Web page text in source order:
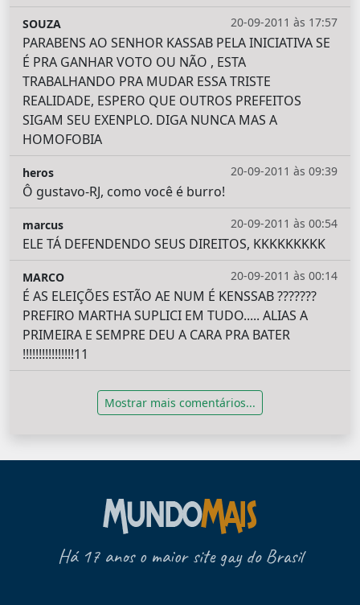
20-09-2011 às 17:57
SOUZA
PARABENS AO SENHOR KASSAB PELA INICIATIVA SE
É PRA GANHAR VOTO OU NÃO , ESTA
TRABALHANDO PRA MUDAR ESSA TRISTE
REALIDADE, ESPERO QUE OUTROS PREFEITOS
SIGAM SEU EXENPLO. DIGA NUNCA MAS A
HOMOFOBIA
20-09-2011 às 09:39
heros
Ô gustavo-RJ, como você é burro!
20-09-2011 às 00:54
marcus
ELE TÁ DEFENDENDO SEUS DIREITOS, KKKKKKKKK
20-09-2011 às 00:14
MARCO
É AS ELEIÇÕES ESTÃO AE NUM É KENSSAB ???????
PREFIRO MARTHA SUPLICI EM TUDO..... ALIAS A
PRIMEIRA E SEMPRE DEU A CARA PRA BATER
!!!!!!!!!!!!!!!!11
Mostrar mais comentários...
Há 17 anos o maior site gay do Brasil